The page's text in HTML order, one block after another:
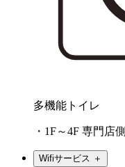
多機能トイレ
・1F～4F 専門店側
Wifiサービス ＋